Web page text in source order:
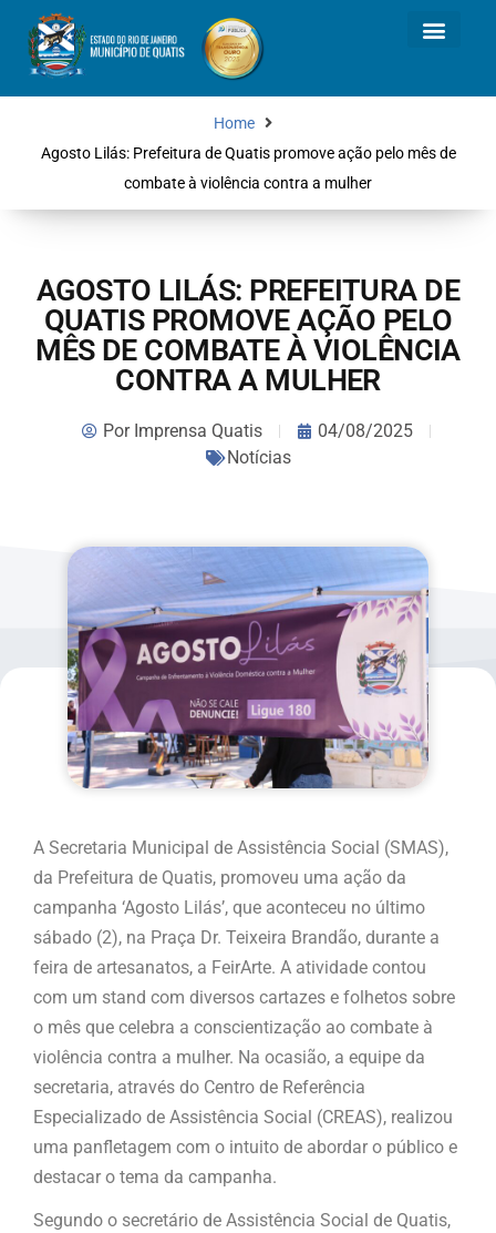
Home
Agosto Lilás: Prefeitura de Quatis promove ação pelo mês de
combate à violência contra a mulher
AGOSTO LILÁS: PREFEITURA DE
QUATIS PROMOVE AÇÃO PELO
MÊS DE COMBATE À VIOLÊNCIA
CONTRA A MULHER
PorImprensa Quatis
04/08/2025
Notícias
A Secretaria Municipal de Assistência Social (SMAS),
da Prefeitura de Quatis, promoveu uma ação da
campanha ‘Agosto Lilás’, que aconteceu no último
sábado (2), na Praça Dr. Teixeira Brandão, durante a
feira de artesanatos, a FeirArte. A atividade contou
com um stand com diversos cartazes e folhetos sobre
o mês que celebra a conscientização ao combate à
violência contra a mulher. Na ocasião, a equipe da
secretaria, através do Centro de Referência
Especializado de Assistência Social (CREAS), realizou
uma panfletagem com o intuito de abordar o público e
destacar o tema da campanha.
Segundo o secretário de Assistência Social de Quatis,